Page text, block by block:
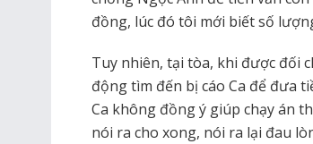
đồng, lúc đó tôi mới biết số
Tuy nhiên, tại tòa, khi được đối
động tìm đến bị cáo Ca để đưa
Ca không đồng ý giúp chạy án
nói ra cho xong, nói ra lại đau